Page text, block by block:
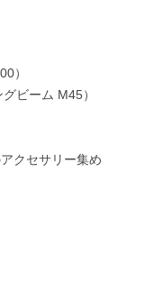
）
ビーム M45）
クセサリー集め